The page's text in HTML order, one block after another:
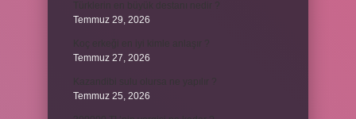
Temmuz 29, 2026
Temmuz 27, 2026
Temmuz 25, 2026